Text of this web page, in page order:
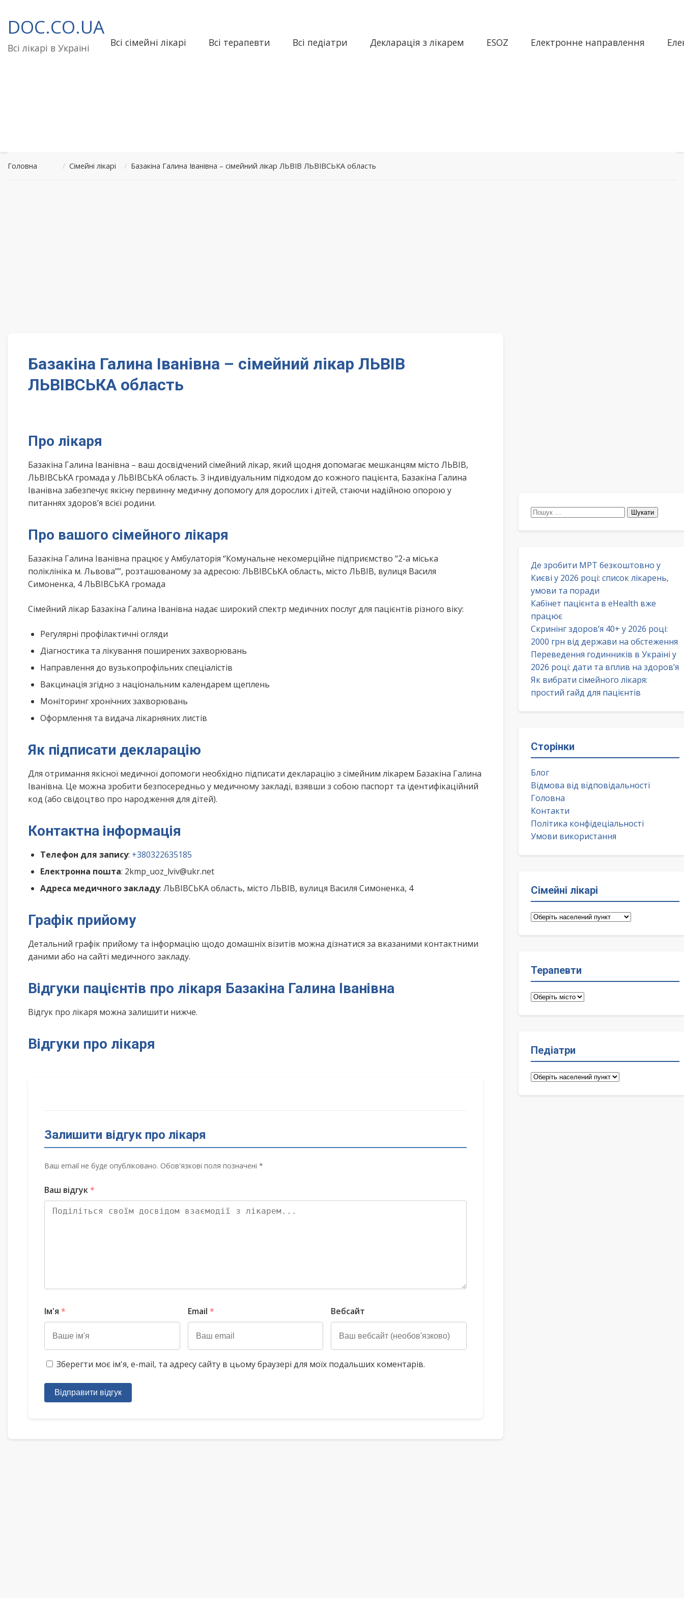
до
вмісту
DOC.CO.UA
Всі лікарі в Україні Всі сімейні лікарі Всі терапевти Всі педіатри Декларація з лікарем ESOZ Електронне направлення
Головна / Сімейні лікарі / Базакіна Галина Іванівна – сімейний лікар ЛЬВІВ ЛЬВІВСЬКА область
Базакіна Галина Іванівна – сімейний лікар ЛЬВІВ
ЛЬВІВСЬКА область
Про лікаря
Базакіна Галина Іванівна – ваш досвідчений сімейний лікар, який щодня допомагає мешканцям місто ЛЬВІВ,
ЛЬВІВСЬКА громада у ЛЬВІВСЬКА область. З індивідуальним підходом до кожного пацієнта, Базакіна Галина
Іванівна забезпечує якісну первинну медичну допомогу для дорослих і дітей, стаючи надійною опорою у
питаннях здоров’я всієї родини.
Про вашого сімейного лікаря
Базакіна Галина Іванівна працює у Амбулаторія “Комунальне некомерційне підприємство “2-а міська
поліклініка м. Львова””, розташованому за адресою: ЛЬВІВСЬКА область, місто ЛЬВІВ, вулиця Василя
Симоненка, 4 ЛЬВІВСЬКА громада
Сімейний лікар Базакіна Галина Іванівна надає широкий спектр медичних послуг для пацієнтів різного віку:
Регулярні профілактичні огляди
Діагностика та лікування поширених захворювань
Направлення до вузькопрофільних спеціалістів
Вакцинація згідно з національним календарем щеплень
Моніторинг хронічних захворювань
Оформлення та видача лікарняних листів
Як підписати декларацію
Для отримання якісної медичної допомоги необхідно підписати декларацію з сімейним лікарем Базакіна Галина
Іванівна. Це можна зробити безпосередньо у медичному закладі, взявши з собою паспорт та ідентифікаційний
код (або свідоцтво про народження для дітей).
Контактна інформація
Телефон для запису: +380322635185
Електронна пошта: 2kmp_uoz_lviv@ukr.net
Адреса медичного закладу: ЛЬВІВСЬКА область, місто ЛЬВІВ, вулиця Василя Симоненка, 4
Графік прийому
Детальний графік прийому та інформацію щодо домашніх візитів можна дізнатися за вказаними контактними
даними або на сайті медичного закладу.
Відгуки пацієнтів про лікаря Базакіна Галина Іванівна
Відгук про лікаря можна залишити нижче.
Відгуки про лікаря
Залишити відгук про лікаря
Ваш email не буде опубліковано. Обов'язкові поля позначені *
Ваш відгук*
Ім'я * Email * Вебсайт
Зберегти моє ім'я, e-mail, та адресу сайту в цьому браузері для моїх подальших коментарів.
Відправити відгук
Пошук:
Де зробити МРТ безкоштовно у
Києві у 2026 році: список лікарень,
умови та поради
Кабінет пацієнта в eHealth вже
працює
Скринінг здоров’я 40+ у 2026 році:
2000 грн від держави на обстеження
Переведення годинників в Україні у
2026 році: дати та вплив на здоров’я
Як вибрати сімейного лікаря:
простий гайд для пацієнтів
Сторінки
Блог
Відмова від відповідальності
Головна
Контакти
Політика конфідеціальності
Умови використання
Сімейні лікарі
Сімейні
Терапевти
Терапевти
Педіатри
Педіатри